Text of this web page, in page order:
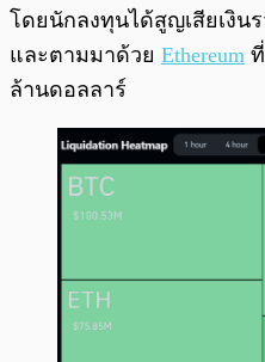
โดยนักลงทุนได้สูญเสียเงิน
และตามมาด้วย Ethereum
ล้านดอลลาร์